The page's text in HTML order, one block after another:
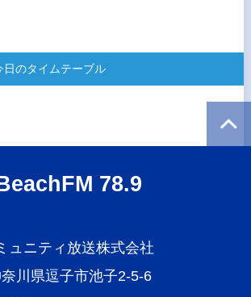
日のタイムテーブル
78.9
ュニティ放送株式会社
川県逗子市池子2-5-6